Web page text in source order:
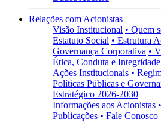
Relações com Acionistas
Visão Institucional • Quem
Estatuto Social • Estrutura
Governança Corporativa •
Ética, Conduta e Integridade
Ações Institucionais •
Políticas Públicas e
Estratégico 2026-2030
Informações aos Acionistas
Publicações • Fale Conosco